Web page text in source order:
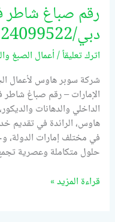
رقم صباغ
دبي/0524099522/خصم30%
اترك تعليقاً/أعمال الصبغ
شركة سوبر هاوس لأعمال
الإمارات – رقم صباغ
الداخلي والدهانات
هاوس، الرائدة في تقديم
في مختلف إمارات الدولة،
حلول متكاملة وعصرية
قراءة المزيد »